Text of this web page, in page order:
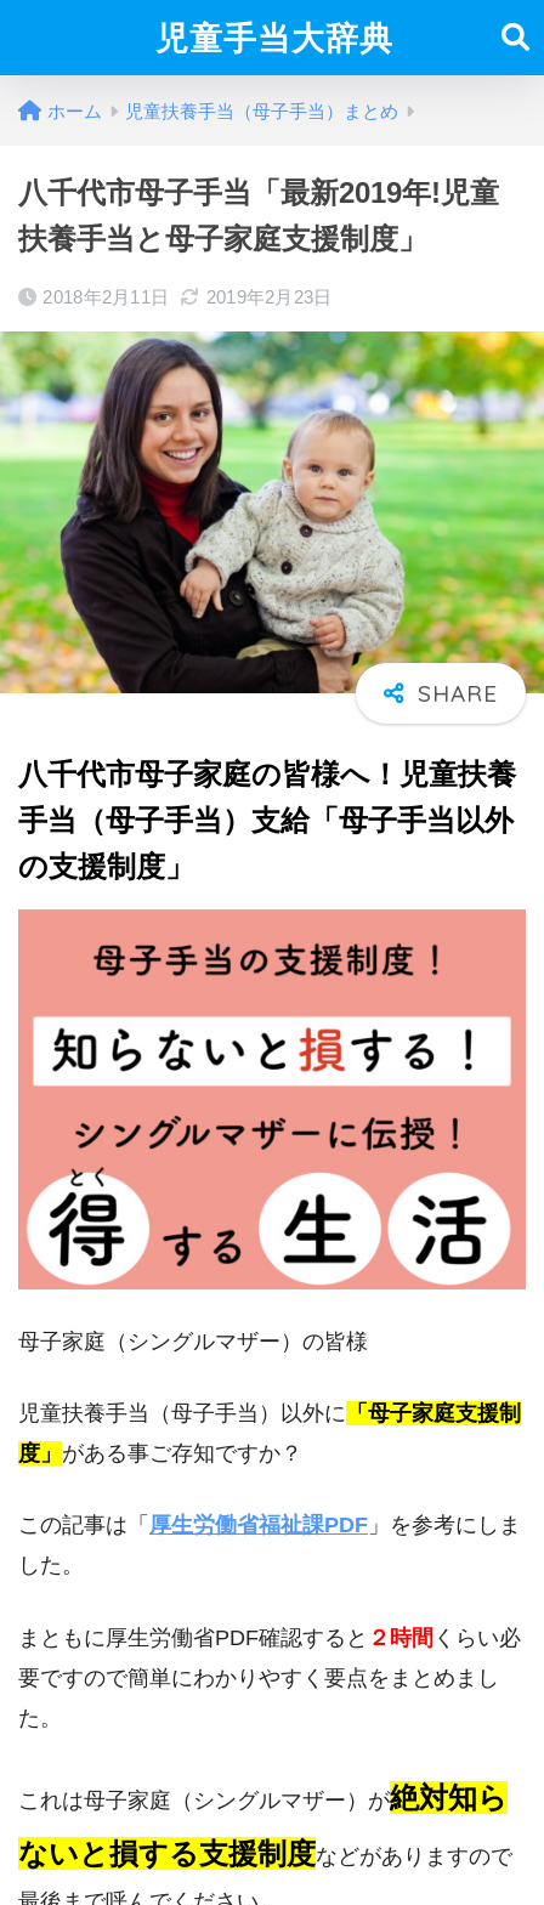
児童手当大辞典
ホーム 児童扶養手当（母子手当）まとめ
八千代市母子手当「最新2019年!児童
扶養手当と母子家庭支援制度」
2018年2月11日 2019年2月23日
八千代市母子家庭の皆様へ！児童扶養
手当（母子手当）支給「母子手当以外
の支援制度」
母子家庭（シングルマザー）の皆様
児童扶養手当（母子手当）以外に 「母子家庭支援制
度」 がある事ご存知ですか？
この記事は「 厚生労働省福祉課PDF 」を参考にしま
した。
まともに厚生労働省PDF確認すると ２時間 くらい必
要ですので簡単にわかりやすく要点をまとめまし
た。
これは母子家庭（シングルマザー）が絶対知ら
ないと損する支援制度などがありますので